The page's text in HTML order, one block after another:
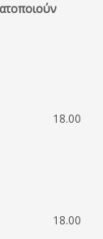
18.00
18.00